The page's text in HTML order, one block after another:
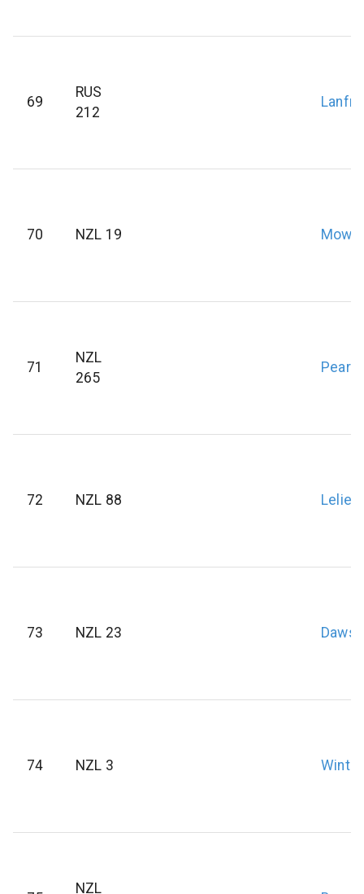
69
RUS
212
70 NZL 19
71
NZL
265
72 NZL 88
73 NZL 23
74 NZL 3
NZL